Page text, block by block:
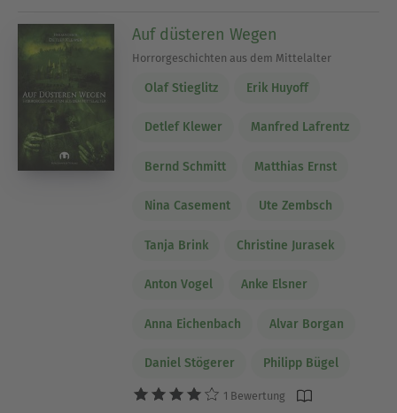
Auf düsteren Wegen
Horrorgeschichten aus dem Mittelalter
Olaf Stieglitz Erik Huyoff
Detlef Klewer Manfred Lafrentz
Bernd Schmitt Matthias Ernst
Nina Casement Ute Zembsch
Tanja Brink Christine Jurasek
Anton Vogel Anke Elsner
Anna Eichenbach Alvar Borgan
Daniel Stögerer Philipp Bügel
1 Bewertung